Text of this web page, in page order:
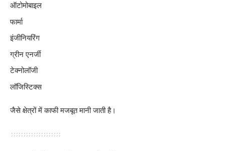
ऑटोमोबाइल
फार्मा
इंजीनियरिंग
ग्रीन एनर्जी
टेक्नोलॉजी
लॉजिस्टिक्स
जैसे क्षेत्रों में काफी मजबूत मानी जाती है।